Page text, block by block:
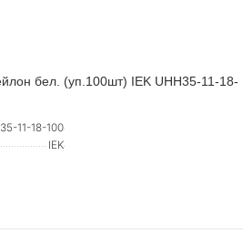
бел. (уп.100шт) IEK UHH35-11-18-
11-18-100
IEK